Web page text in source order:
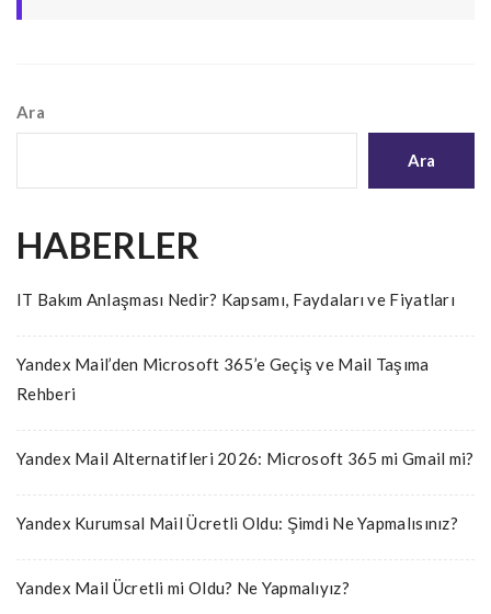
Ara
Ara
HABERLER
IT Bakım Anlaşması Nedir? Kapsamı, Faydaları ve Fiyatları
Yandex Mail’den Microsoft 365’e Geçiş ve Mail Taşıma
Rehberi
Yandex Mail Alternatifleri 2026: Microsoft 365 mi Gmail mi?
Yandex Kurumsal Mail Ücretli Oldu: Şimdi Ne Yapmalısınız?
Yandex Mail Ücretli mi Oldu? Ne Yapmalıyız?